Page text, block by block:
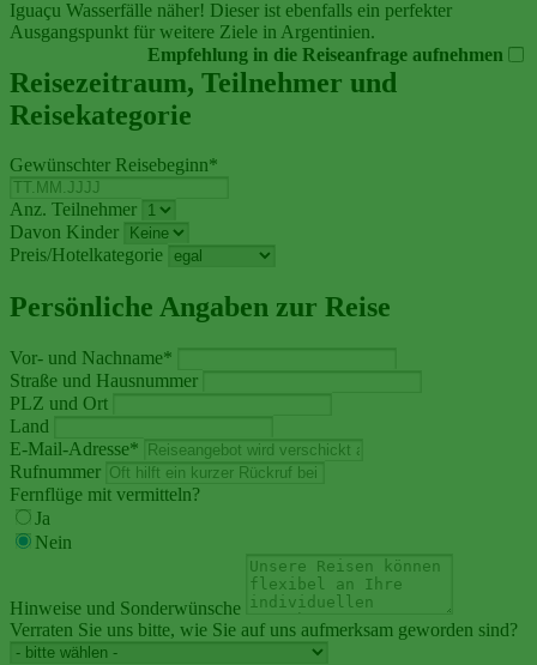
Iguaçu Wasserfälle näher! Dieser ist ebenfalls ein perfekter
Ausgangspunkt für weitere Ziele in Argentinien.
Empfehlung in die Reiseanfrage aufnehmen
Reisezeitraum, Teilnehmer und
Reisekategorie
Gewünschter Reisebeginn*
Anz. Teilnehmer
Davon Kinder
Preis/Hotelkategorie
Persönliche Angaben zur Reise
Vor- und Nachname*
Straße und Hausnummer
PLZ und Ort
Land
E-Mail-Adresse*
Rufnummer
Fernflüge mit vermitteln?
Ja
Nein
Hinweise und Sonderwünsche
Verraten Sie uns bitte, wie Sie auf uns aufmerksam geworden sind?